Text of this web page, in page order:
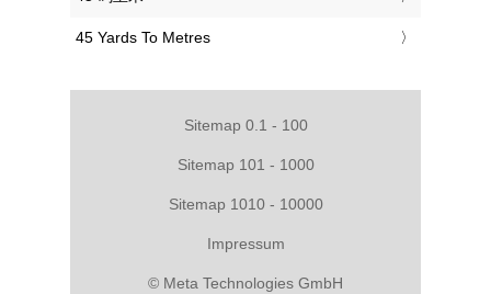
‎45 Yards To Metres
Sitemap 0.1 - 100
Sitemap 101 - 1000
Sitemap 1010 - 10000
Impressum
© Meta Technologies GmbH